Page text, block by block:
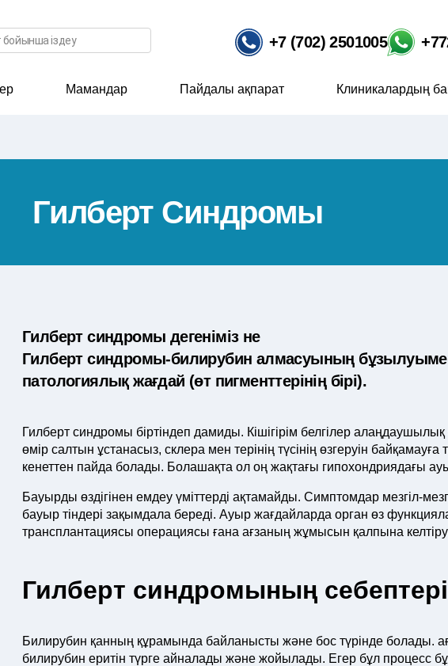
+7 (702) 2501005
Мамандар Пайдалы ақпарат Клиникалардың
Гилберт Синдромы
Гилберт синдромы дегеніміз не
Гилберт синдромы-билирубин алмасуының
патологиялық жағдай (өт пигменттерінің бірі).
Гилберт синдромы біртіндеп дамиды. Кішігірім белгілер
өмір салтын ұстанасыз, склера мен терінің түсінің өзгеруін
кенеттен пайда болады. Болашақта ол оң жақтағы гипохондриядағы
Бауырды өздігінен емдеу үміттерді ақтамайды. Симптомдар мезгіл-
бауыр тіндері зақымдала береді. Ауыр жағдайларда орган өз
трансплантациясы операциясы ғана ағзаның жұмысын қалпына
Гилберт синдромының себептері
Билирубин қанның құрамында байланысты және бос түрінде болады.
билирубин еритін түрге айналады және жойылады. Егер бұл процесс